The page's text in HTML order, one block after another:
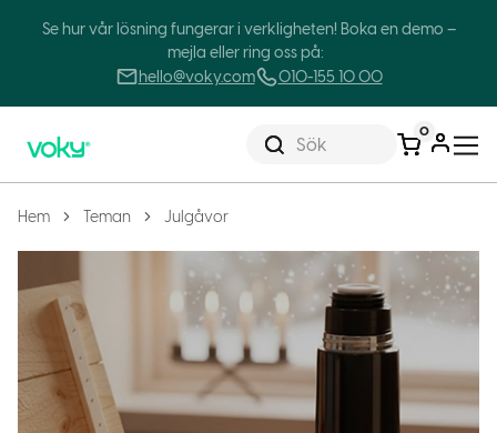
Se hur vår lösning fungerar i verkligheten! Boka en demo –
mejla eller ring oss på:
hello@voky.com
010-155 10 00
Sök
0
Hem Teman Julgåvor